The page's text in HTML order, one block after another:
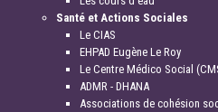
Santé et Actions Sociales
Le CIAS
EHPAD Eugène Le Roy
Le Centre Médico Social
ADMR - DHANA
Associations de cohésion